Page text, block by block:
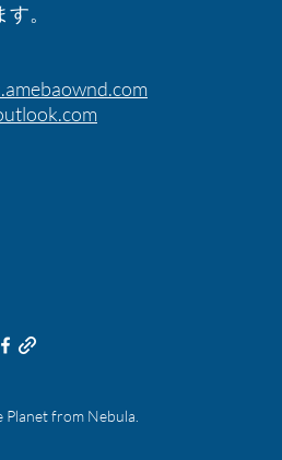
。
from Nebula.